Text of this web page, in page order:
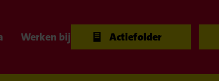
Werken bij Actiefolder